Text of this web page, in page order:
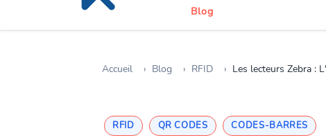
Blog
Accueil Blog RFID Les lecteurs Zebra :
RFID QR CODES CODES-BARRES